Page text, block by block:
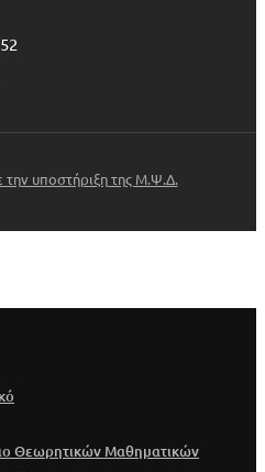
υποστήριξη της Μ.Ψ.Δ.
Θεωρητικών Μαθηματικών